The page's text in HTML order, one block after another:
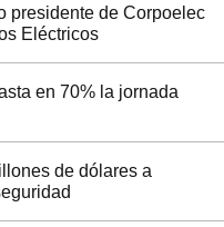
presidente de Corpoelec
Eléctricos
en 70% la jornada
de dólares a